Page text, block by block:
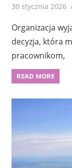
30 stycznia 2026
Organizacja
decyzja, która
pracownikom,
READ MORE